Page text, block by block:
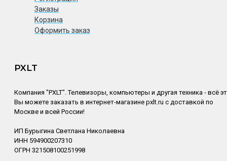
Заказы
Корзина
Оформить заказ
PXLT
Компания "PXLT". Телевизоры, компьютеры и другая техника - всё
Вы можете заказать в интернет-магазине pxlt.ru с доставкой по
Москве и всей России!
ИП Бурыгина Светлана Николаевна
ИНН 594900207310
ОГРН 321508100251998